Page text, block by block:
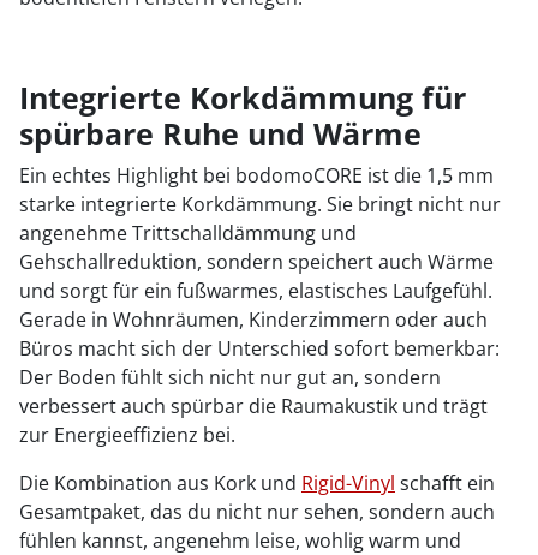
Integrierte Korkdämmung für
spürbare Ruhe und Wärme
Ein echtes Highlight bei bodomoCORE ist die 1,5 mm
starke integrierte Korkdämmung. Sie bringt nicht nur
angenehme Trittschalldämmung und
Gehschallreduktion, sondern speichert auch Wärme
und sorgt für ein fußwarmes, elastisches Laufgefühl.
Gerade in Wohnräumen, Kinderzimmern oder auch
Büros macht sich der Unterschied sofort bemerkbar:
Der Boden fühlt sich nicht nur gut an, sondern
verbessert auch spürbar die Raumakustik und trägt
zur Energieeffizienz bei.
Die Kombination aus Kork und Rigid-Vinyl schafft ein
Gesamtpaket, das du nicht nur sehen, sondern auch
fühlen kannst, angenehm leise, wohlig warm und